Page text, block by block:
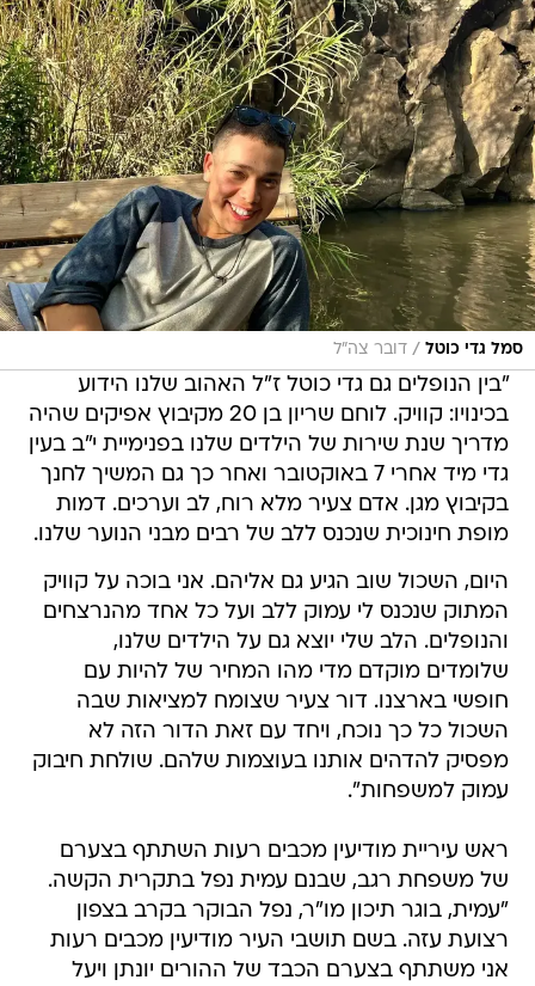
סמל גדי כוטל / דובר צה"ל
"בין הנופלים גם גדי כוטל ז"ל האהוב שלנו הידוע
בכינויו: קוויק. לוחם שריון בן 20 מקיבוץ אפיקים שהיה
מדריך שנת שירות של הילדים שלנו בפנימיית י"ב בעין
גדי מיד אחרי 7 באוקטובר ואחר כך גם המשיך לחנך
בקיבוץ מגן. אדם צעיר מלא רוח, לב וערכים. דמות
מופת חינוכית שנכנס ללב של רבים מבני הנוער שלנו.
היום, השכול שוב הגיע גם אליהם. אני בוכה על קוויק
המתוק שנכנס לי עמוק ללב ועל כל אחד מהנרצחים
והנופלים. הלב שלי יוצא גם על הילדים שלנו,
שלומדים מוקדם מדי מהו המחיר של להיות עם
חופשי בארצנו. דור צעיר שצומח למציאות שבה
השכול כל כך נוכח, ויחד עם זאת הדור הזה לא
מפסיק להדהים אותנו בעוצמות שלהם. שולחת חיבוק
עמוק למשפחות".
ראש עיריית מודיעין מכבים רעות השתתף בצערם
של משפחת רגב, שבנם עמית נפל בתקרית הקשה.
"עמית, בוגר תיכון מו"ר, נפל הבוקר בקרב בצפון
רצועת עזה. בשם תושבי העיר מודיעין מכבים רעות
אני משתתף בצערם הכבד של ההורים יונתן ויעל